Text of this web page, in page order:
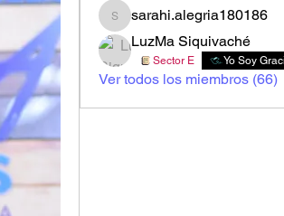
sarahi.alegria180186
sarahi.alegria180186
LuzMa Siquivaché
Sector E Yo Soy
Ver todos los miembros (66)